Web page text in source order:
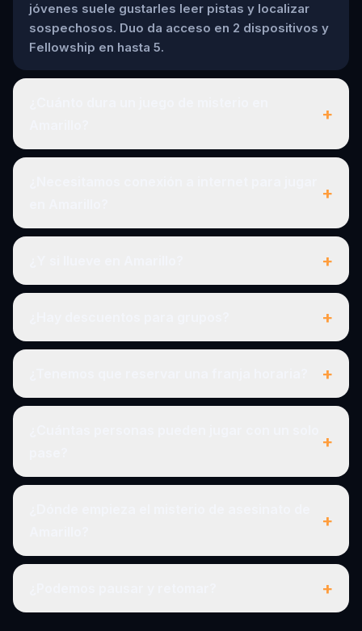
jóvenes suele gustarles leer pistas y localizar
sospechosos. Duo da acceso en 2 dispositivos y
Fellowship en hasta 5.
+
+
+
+
+
+
+
+